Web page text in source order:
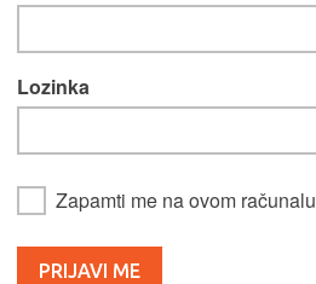
Lozinka
Zapamti me na ovom računalu